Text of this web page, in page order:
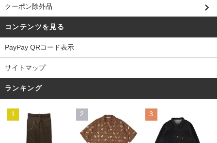
クーポン除外品
コンテンツを見る
PayPay QRコード表示
サイトマップ
ランキング
1 2 3